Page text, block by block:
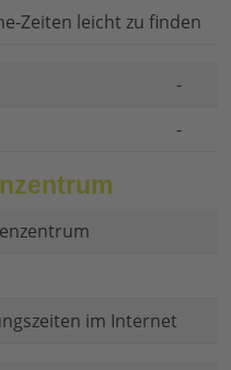
Zeiten leicht zu finden
-
-
im Internet